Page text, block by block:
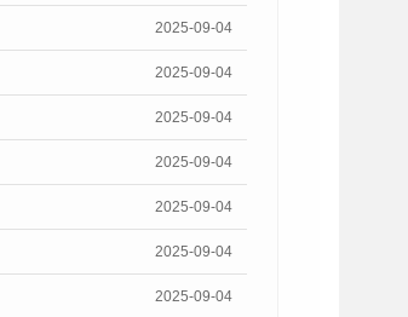
2025-09-04
2025-09-04
2025-09-04
2025-09-04
2025-09-04
2025-09-04
2025-09-04